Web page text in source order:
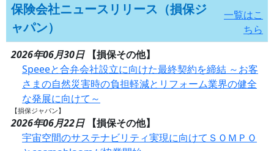
保険会社ニュースリリース（損保ジ
ャパン）
一覧はこ
ちら
2026年06月30日
【損保その他】
Speeeと合弁会社設立に向けた最終契約を締結 ～お客
さまの自然災害時の負担軽減とリフォーム業界の健全
な発展に向けて～
【損保ジャパン】
2026年06月22日
【損保その他】
宇宙空間のサステナビリティ実現に向けてＳＯＭＰＯ